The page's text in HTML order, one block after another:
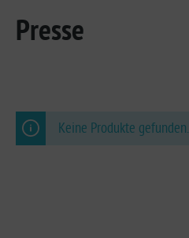
Presse
Keine Produkte gefunden.